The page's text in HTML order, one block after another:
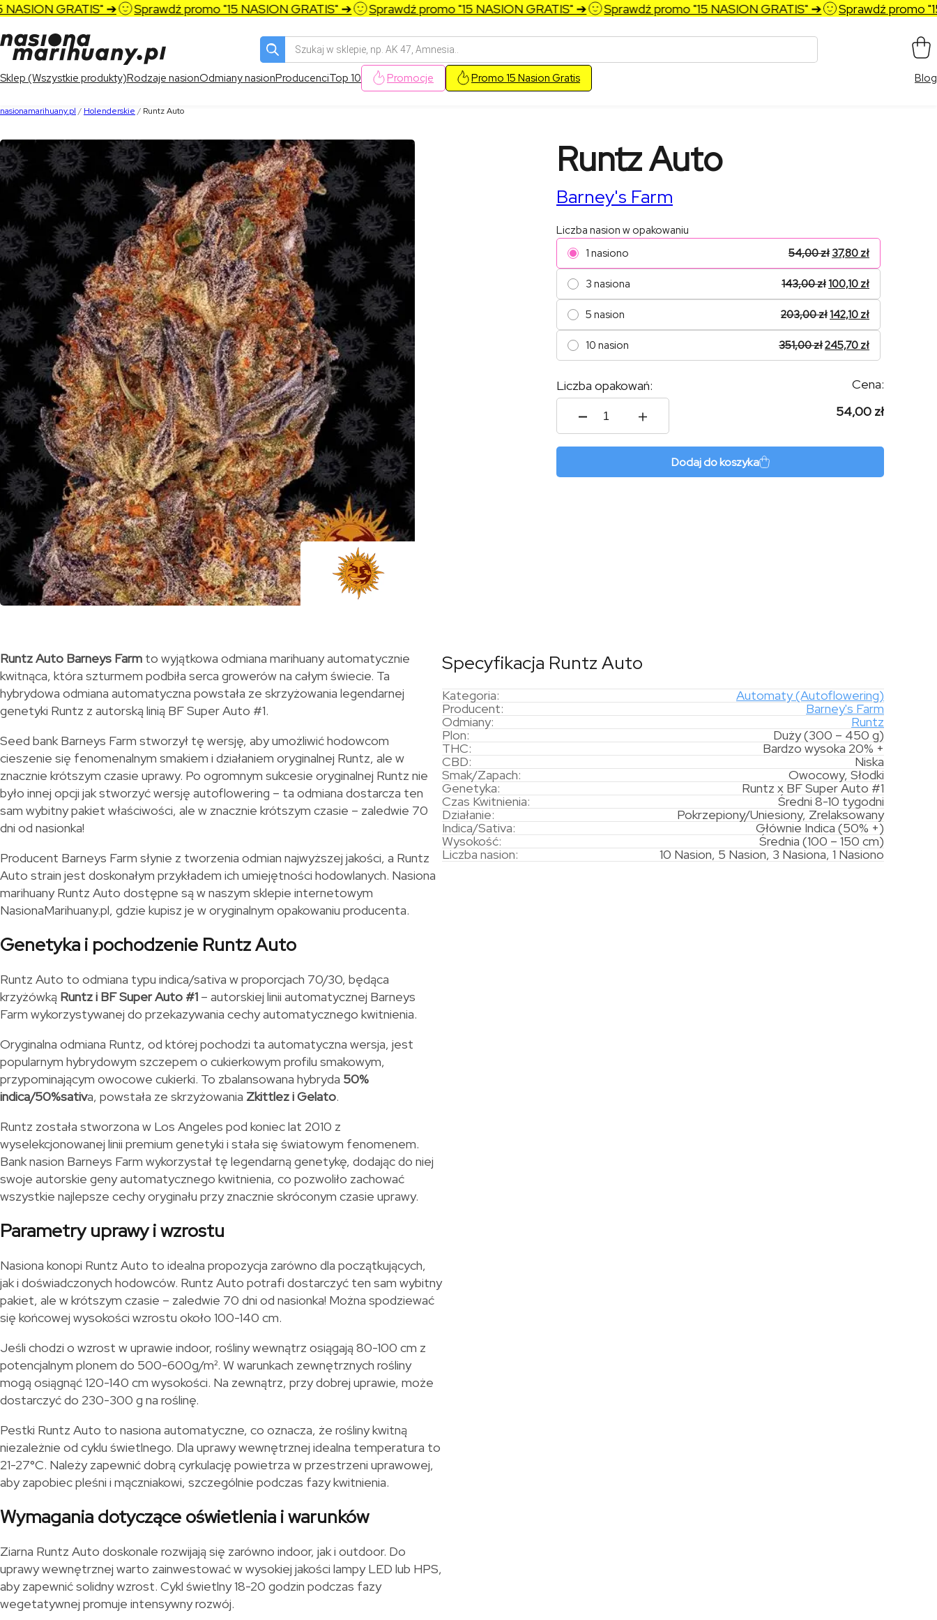
GRATIS" ➔ Sprawdź promo "15 NASION GRATIS" ➔ Sprawdź promo "15 NASION GRATIS" ➔ Sprawdź promo "15 NASION GRATIS" ➔ Sprawdź promo "15
Wyszukiwarka
produktów
Sklep (Wszystkie produkty)Rodzaje nasionOdmiany nasionProducenciTop 10 Promocje Promo 15 Nasion Gratis Blog
nasionamarihuany.pl / Holenderskie / Runtz Auto
Runtz Auto
Barney's Farm
Liczba nasion w opakowaniu
1 nasiono
54,00zł 37,80 zł
3 nasiona 143,00zł100,10 zł
5 nasion 203,00zł142,10 zł
10 nasion 351,00zł245,70 zł
Liczba opakowań:
ilość
Runtz
Auto
Cena:
54,00 zł
Dodaj do koszyka
Specyfikacja Runtz Auto
Kategoria:
Automaty (Autoflowering)
Producent:
Barney's Farm
Odmiany:
Runtz
Plon:
Duży (300 – 450 g)
THC:
Bardzo wysoka 20% +
CBD:
Niska
Smak/Zapach:
Owocowy, Słodki
Genetyka:
Runtz x BF Super Auto #1
Czas Kwitnienia:
Średni 8-10 tygodni
Działanie:
Pokrzepiony/Uniesiony, Zrelaksowany
Indica/Sativa:
Głównie Indica (50% +)
Wysokość:
Średnia (100 – 150 cm)
Liczba nasion:
10 Nasion, 5 Nasion, 3 Nasiona, 1 Nasiono
Runtz Auto Barneys Farm to wyjątkowa odmiana marihuany automatycznie
kwitnąca, która szturmem podbiła serca growerów na całym świecie. Ta
hybrydowa odmiana automatyczna powstała ze skrzyżowania legendarnej
genetyki Runtz z autorską linią BF Super Auto #1.
Seed bank Barneys Farm stworzył tę wersję, aby umożliwić hodowcom
cieszenie się fenomenalnym smakiem i działaniem oryginalnej Runtz, ale w
znacznie krótszym czasie uprawy. Po ogromnym sukcesie oryginalnej Runtz nie
było innej opcji jak stworzyć wersję autoflowering – ta odmiana dostarcza ten
sam wybitny pakiet właściwości, ale w znacznie krótszym czasie – zaledwie 70
dni od nasionka!
Producent Barneys Farm słynie z tworzenia odmian najwyższej jakości, a Runtz
Auto strain jest doskonałym przykładem ich umiejętności hodowlanych. Nasiona
marihuany Runtz Auto dostępne są w naszym sklepie internetowym
NasionaMarihuany.pl, gdzie kupisz je w oryginalnym opakowaniu producenta.
Genetyka i pochodzenie Runtz Auto
Runtz Auto to odmiana typu indica/sativa w proporcjach 70/30, będąca
krzyżówką Runtz i BF Super Auto #1 – autorskiej linii automatycznej Barneys
Farm wykorzystywanej do przekazywania cechy automatycznego kwitnienia.
Oryginalna odmiana Runtz, od której pochodzi ta automatyczna wersja, jest
popularnym hybrydowym szczepem o cukierkowym profilu smakowym,
przypominającym owocowe cukierki. To zbalansowana hybryda 50%
indica/50%sativa, powstała ze skrzyżowania Zkittlez i Gelato.
Runtz została stworzona w Los Angeles pod koniec lat 2010 z
wyselekcjonowanej linii premium genetyki i stała się światowym fenomenem.
Bank nasion Barneys Farm wykorzystał tę legendarną genetykę, dodając do niej
swoje autorskie geny automatycznego kwitnienia, co pozwoliło zachować
wszystkie najlepsze cechy oryginału przy znacznie skróconym czasie uprawy.
Parametry uprawy i wzrostu
Nasiona konopi Runtz Auto to idealna propozycja zarówno dla początkujących,
jak i doświadczonych hodowców. Runtz Auto potrafi dostarczyć ten sam wybitny
pakiet, ale w krótszym czasie – zaledwie 70 dni od nasionka! Można spodziewać
się końcowej wysokości wzrostu około 100-140 cm.
Jeśli chodzi o wzrost w uprawie indoor, rośliny wewnątrz osiągają 80-100 cm z
potencjalnym plonem do 500-600g/m². W warunkach zewnętrznych rośliny
mogą osiągnąć 120-140 cm wysokości. Na zewnątrz, przy dobrej uprawie, może
dostarczyć do 230-300 g na roślinę.
Pestki Runtz Auto to nasiona automatyczne, co oznacza, że rośliny kwitną
niezależnie od cyklu świetlnego. Dla uprawy wewnętrznej idealna temperatura to
21-27°C. Należy zapewnić dobrą cyrkulację powietrza w przestrzeni uprawowej,
aby zapobiec pleśni i mączniakowi, szczególnie podczas fazy kwitnienia.
Wymagania dotyczące oświetlenia i warunków
Ziarna Runtz Auto doskonale rozwijają się zarówno indoor, jak i outdoor. Do
uprawy wewnętrznej warto zainwestować w wysokiej jakości lampy LED lub HPS,
aby zapewnić solidny wzrost. Cykl świetlny 18-20 godzin podczas fazy
wegetatywnej promuje intensywny rozwój.